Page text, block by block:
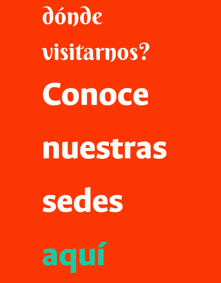
dónde
visitarnos?
Conoce
nuestras
sedes
aquí